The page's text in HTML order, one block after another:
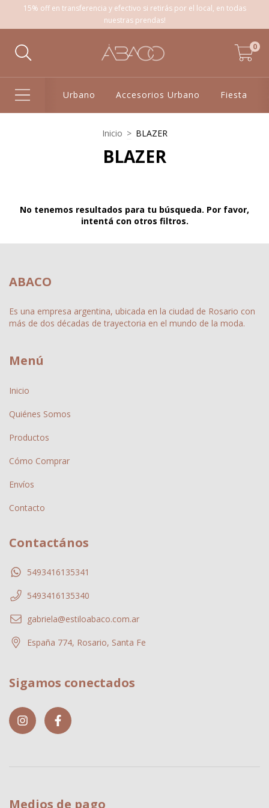
15% off en transferencia y efectivo si retirás por el local, en todas
nuestras prendas!
0
Urbano Accesorios Urbano Fiesta
Inicio > BLAZER
BLAZER
No tenemos resultados para tu búsqueda. Por favor,
intentá con otros filtros.
ABACO
Es una empresa argentina, ubicada en la ciudad de Rosario con
más de dos décadas de trayectoria en el mundo de la moda.
Menú
Inicio
Quiénes Somos
Productos
Cómo Comprar
Envíos
Contacto
Contactános
5493416135341
5493416135340
gabriela@estiloabaco.com.ar
España 774, Rosario, Santa Fe
Sigamos conectados
Medios de pago